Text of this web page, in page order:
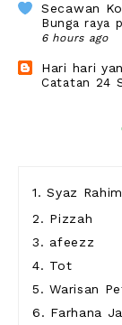
Secawan
Bunga raya
6 hours ago
Hari hari
Catatan 24
Kos join
1.Syaz Rahim
2. Pizzah
3. afeezz
4. Tot
5.Warisan
6. Farhana